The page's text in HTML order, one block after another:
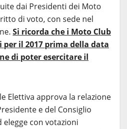
dai Presidenti dei Moto
di voto, con sede nel
Si ricorda che i Moto Club
il 2017 prima della data
di poter esercitare il
Elettiva approva la relazione
e del Consiglio
elegge con votazioni